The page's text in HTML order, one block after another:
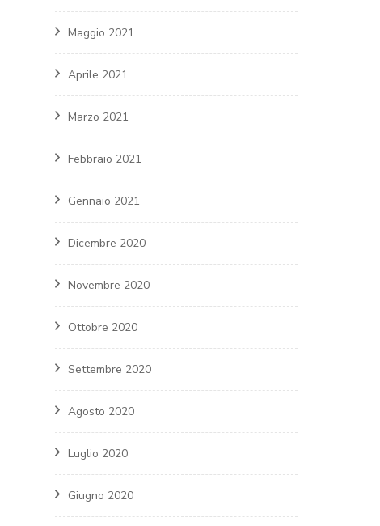
Maggio 2021
Aprile 2021
Marzo 2021
Febbraio 2021
Gennaio 2021
Dicembre 2020
Novembre 2020
Ottobre 2020
Settembre 2020
Agosto 2020
Luglio 2020
Giugno 2020